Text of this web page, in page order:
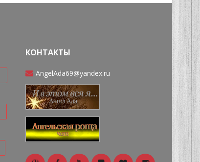
КОНТАКТЫ
AngelAda69@yandex.ru